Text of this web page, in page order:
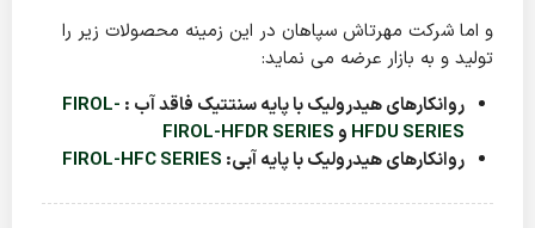
و اما شرکت مهرتاش سپاهان در این زمینه محصولات زیر را
تولید و به بازار عرضه می نماید:
روانکارهای هیدرولیک با پایه سنتتیک فاقد آب : FIROL-
HFDU SERIES و FIROL-HFDR SERIES
روانکارهای هیدرولیک با پایه آبی: FIROL-HFC SERIES